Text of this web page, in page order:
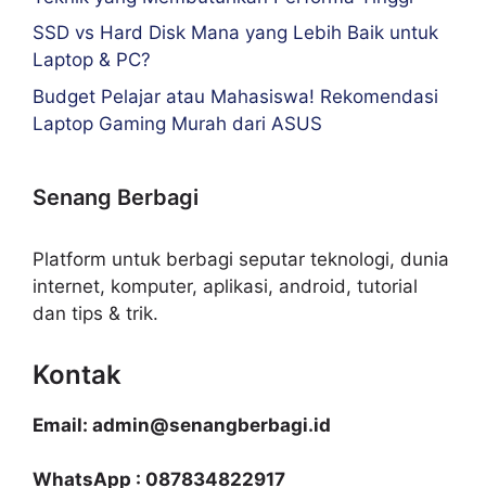
SSD vs Hard Disk Mana yang Lebih Baik untuk
Laptop & PC?
Budget Pelajar atau Mahasiswa! Rekomendasi
Laptop Gaming Murah dari ASUS
Senang Berbagi
Platform untuk berbagi seputar teknologi, dunia
internet, komputer, aplikasi, android, tutorial
dan tips & trik.
Kontak
Email: admin@senangberbagi.id
WhatsApp : 087834822917